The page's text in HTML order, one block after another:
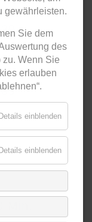
Min.
gewährleisten.
Sie dem
des
zu. Wenn Sie
erlauben
Details einblenden
Details einblenden